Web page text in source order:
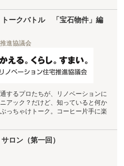
トークバトル 「宝石物件」編
進協議会
するプロたちが、リノベーションに
アック？だけど、知っていると何か
っちゃけトーク。コーヒー片手に楽
ロン（第一回）